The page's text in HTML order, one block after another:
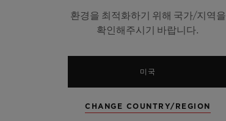
Play
환경을 최적화하기 위해 국가/지역을
확인해주시기 바랍니다.
미국
CHANGE COUNTRY/REGION